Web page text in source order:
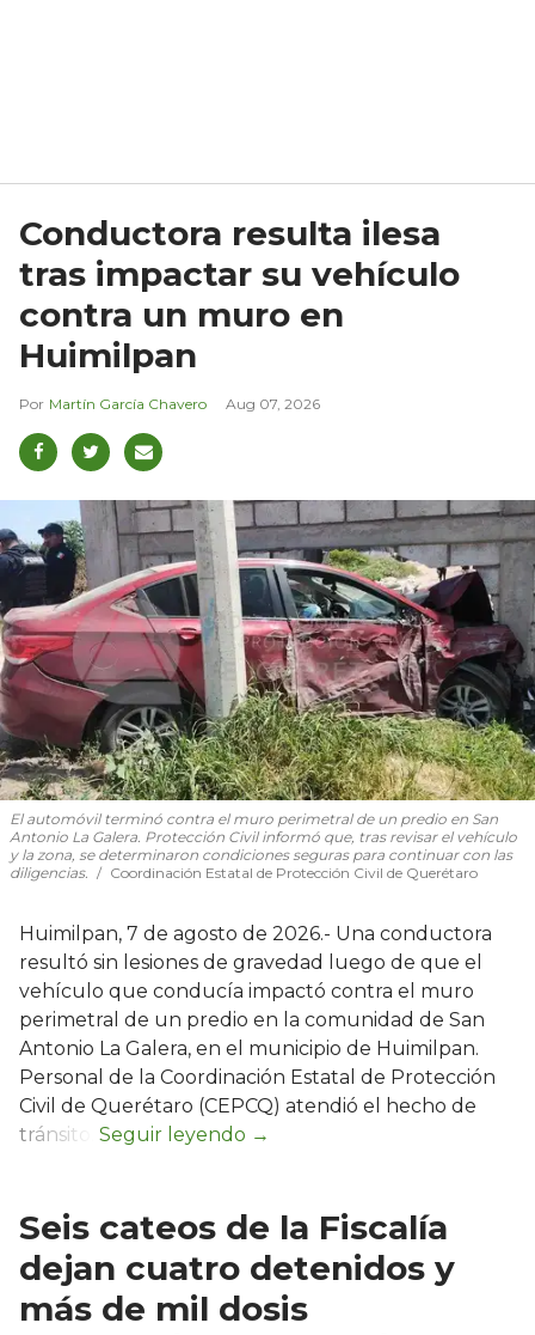
Conductora resulta ilesa
tras impactar su vehículo
contra un muro en
Huimilpan
Martín García Chavero Aug 07, 2026
El automóvil terminó contra el muro perimetral de un predio en San
Antonio La Galera. Protección Civil informó que, tras revisar el vehículo
y la zona, se determinaron condiciones seguras para continuar con las
diligencias.
Coordinación Estatal de Protección Civil de Querétaro
Huimilpan, 7 de agosto de 2026.- Una conductora
resultó sin lesiones de gravedad luego de que el
vehículo que conducía impactó contra el muro
perimetral de un predio en la comunidad de San
Antonio La Galera, en el municipio de Huimilpan.
Personal de la Coordinación Estatal de Protección
Civil de Querétaro (CEPCQ) atendió el hecho de
tránsito.
Seis cateos de la Fiscalía
dejan cuatro detenidos y
más de mil dosis